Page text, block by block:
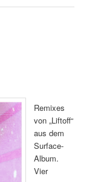
Remixes
von „Liftoff“
aus dem
Surface-
Album.
Vier